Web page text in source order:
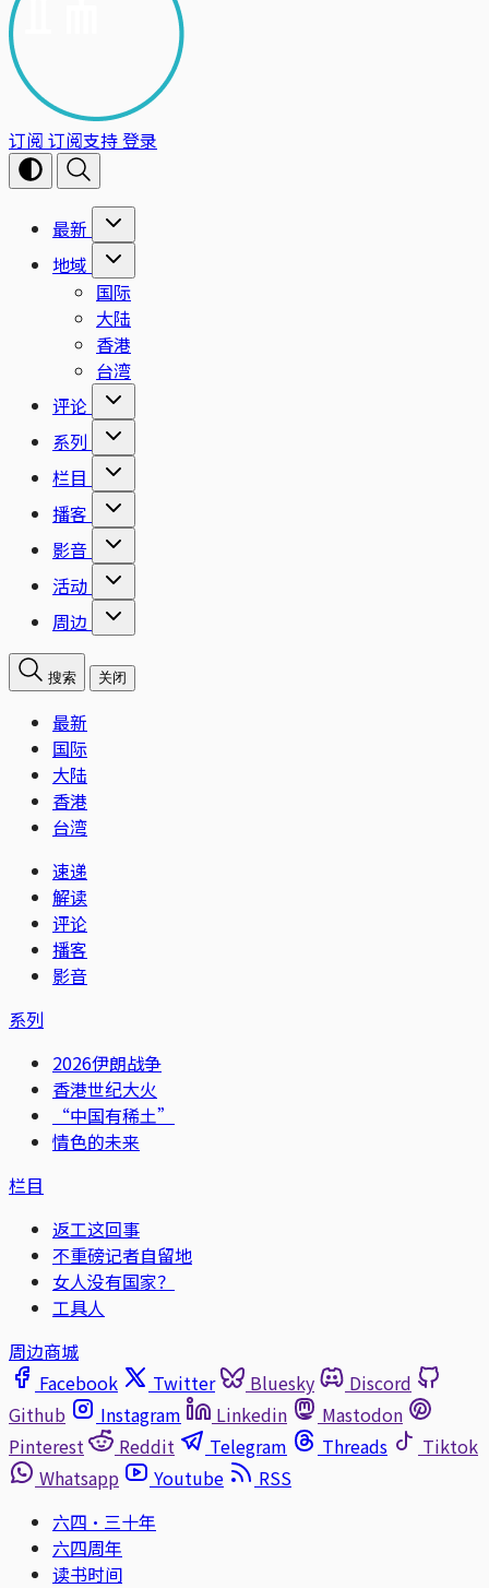
订阅 订阅支持登录
最新
地域
国际
大陆
香港
台湾
评论
系列
栏目
播客
影音
活动
周边
搜索 关闭
最新
国际
大陆
香港
台湾
速递
解读
评论
播客
影音
系列
2026伊朗战争
香港世纪大火
“中国有稀土”
情色的未来
栏目
返工这回事
不重磅记者自留地
女人没有国家？
工具人
周边商城
Facebook
Twitter Bluesky
Discord
Github
Instagram Linkedin
Mastodon
Pinterest
Reddit Telegram Threads
Tiktok
Whatsapp
Youtube
RSS
六四·三十年
六四周年
读书时间